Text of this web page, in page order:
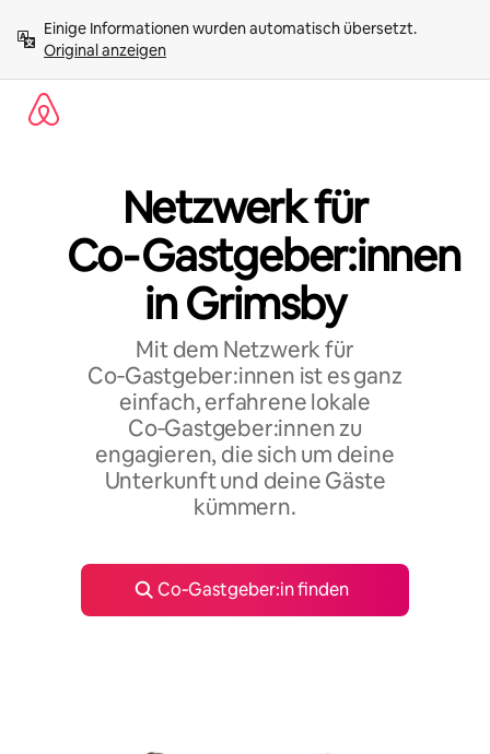
Inhalten
springenOriginal anzeigen
Netzwerk für
Co‑Gastgeber:innen
in Grimsby
Mit dem Netzwerk für
Co‑Gastgeber:innen ist es ganz
einfach, erfahrene lokale
Co‑Gastgeber:innen zu
engagieren, die sich um deine
Unterkunft und deine Gäste
kümmern.
Co‑Gastgeber:in finden